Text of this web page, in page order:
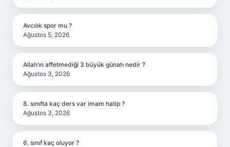
Avcılık spor mu ?
Ağustos 5, 2026
Allah’ın affetmediği 3 büyük günah nedir ?
Ağustos 3, 2026
8. sınıfta kaç ders var imam hatip ?
Ağustos 3, 2026
6. sınıf kaç oluyor ?